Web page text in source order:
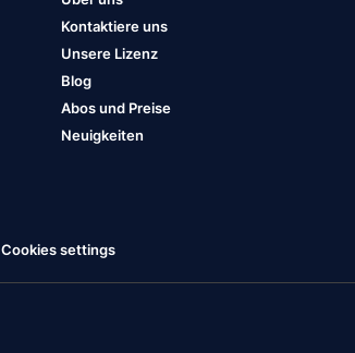
Kontaktiere uns
Unsere Lizenz
Blog
Abos und Preise
Neuigkeiten
Cookies settings